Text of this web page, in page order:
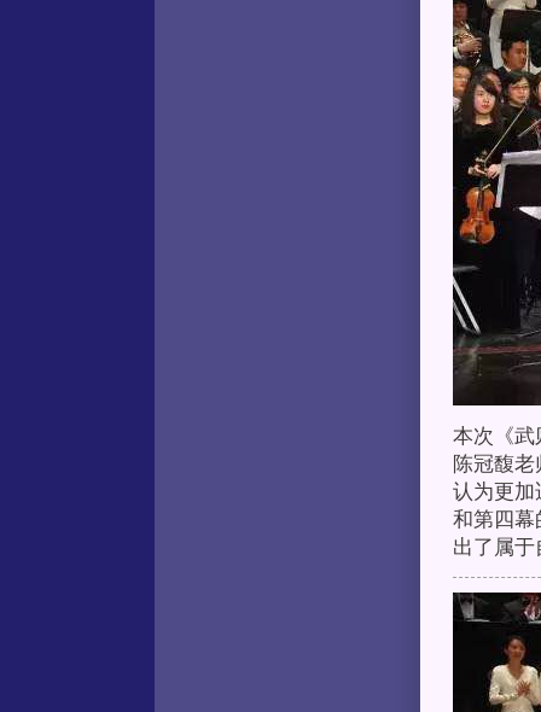
本次《武
陈冠馥
认为更加
和第四幕
出了属